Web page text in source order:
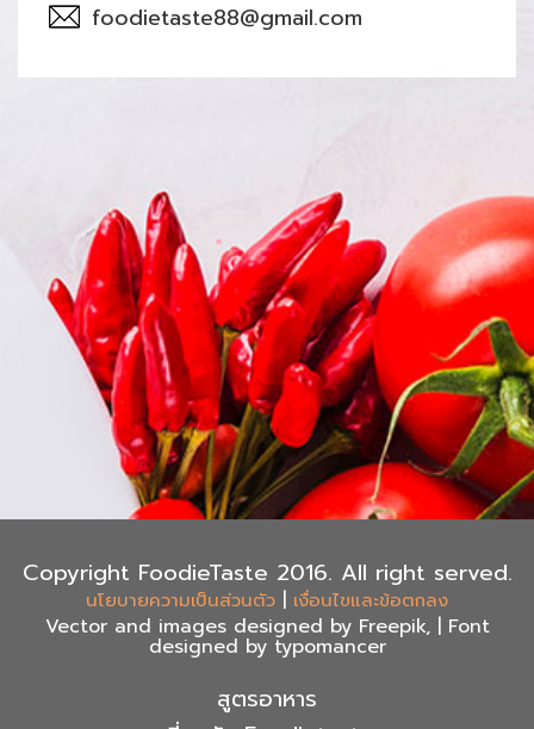
foodietaste88@gmail.com
Copyright FoodieTaste 2016. All right served.
นโยบายความเป็นส่วนตัว | เงื่อนไขและข้อตกลง
Vector and images designed by Freepik, | Font
designed by typomancer
สูตรอาหาร